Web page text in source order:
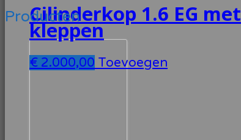
Cilinderkop 1.6 EG met
kleppen
€ 2.000,00 Toevoegen
Producten